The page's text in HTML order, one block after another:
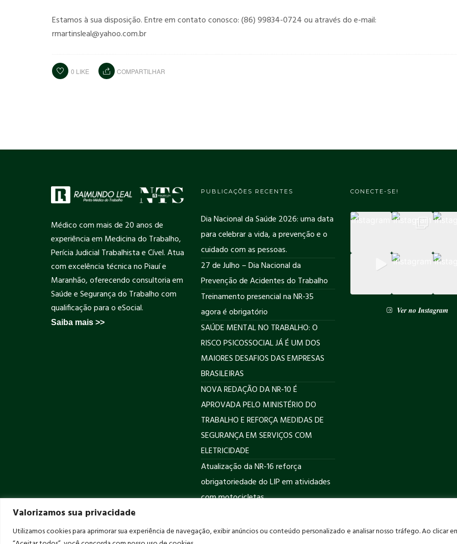
Valorizamos sua privacidade
Utilizamos cookies para aprimorar sua experiência de navegação, exibir anúncios ou conteúdo personalizado e analisar nosso tráfego. Ao clicar
Estamos à sua disposição. Entre em contato conosco: (86) 99834-0724 ou através do e-mail:
rmartinsleal@yahoo.com.br
0 LIKE COMPARTILHAR
Médico com mais de 20 anos de
experiência em Medicina do Trabalho,
Perícia Judicial Trabalhista e Cível. Atua
com excelência técnica no Piauí e
Maranhão, oferecendo consultoria em
Saúde e Segurança do Trabalho com
qualificação para o eSocial.
Saiba mais >>
PUBLICAÇÕES RECENTES
Dia Nacional da Saúde 2026: uma data
para celebrar a vida, a prevenção e o
cuidado com as pessoas.
27 de Julho – Dia Nacional da
Prevenção de Acidentes do Trabalho
Treinamento presencial na NR-35
agora é obrigatório
SAÚDE MENTAL NO TRABALHO: O
RISCO PSICOSSOCIAL JÁ É UM DOS
MAIORES DESAFIOS DAS EMPRESAS
BRASILEIRAS
NOVA REDAÇÃO DA NR-10 É
APROVADA PELO MINISTÉRIO DO
TRABALHO E REFORÇA MEDIDAS DE
SEGURANÇA EM SERVIÇOS COM
ELETRICIDADE
Atualização da NR-16 reforça
obrigatoriedade do LIP em atividades
com motocicletas
CONECTE-SE!
Ver no Instagram
Desenvolvido porCX